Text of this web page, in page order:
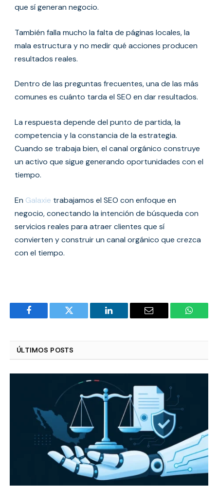
que sí generan negocio.
También falla mucho la falta de páginas locales, la
mala estructura y no medir qué acciones producen
resultados reales.
Dentro de las preguntas frecuentes, una de las más
comunes es cuánto tarda el SEO en dar resultados.
La respuesta depende del punto de partida, la
competencia y la constancia de la estrategia.
Cuando se trabaja bien, el canal orgánico construye
un activo que sigue generando oportunidades con el
tiempo.
En Galaxie trabajamos el SEO con enfoque en
negocio, conectando la intención de búsqueda con
servicios reales para atraer clientes que sí
convierten y construir un canal orgánico que crezca
con el tiempo.
Facebook Twitter LinkedIn Email
ÚLTIMOS POSTS